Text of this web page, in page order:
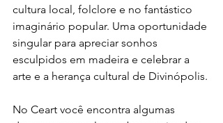
cultura local, folclore e no fantástico
imaginário popular. Uma oportunidade
singular para apreciar sonhos
esculpidos em madeira e celebrar a
arte e a herança cultural de Divinópolis.
No Ceart você encontra algumas